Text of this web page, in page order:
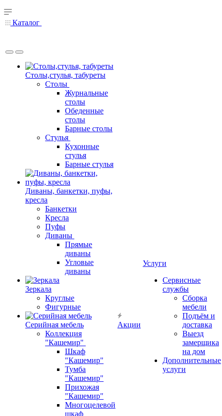
Каталог
Столы,стулья, табуреты
Столы
Журнальные
столы
Обеденные
столы
Барные столы
Стулья
Кухонные
стулья
Барные стулья
Диваны, банкетки, пуфы,
кресла
Банкетки
Кресла
Пуфы
Диваны
Прямые
диваны
Угловые
диваны
Зеркала
Круглые
Фигурные
Серийная мебель
Коллекция
"Кашемир"
Шкаф
"Кашемир"
Тумба
"Кашемир"
Прихожая
"Кашемир"
Многоцелевой
шкаф
Акции
Услуги
Сервисные
службы
Сборка
мебели
Подъём и
доставка
Выезд
замерщика
на дом
Дополнительные
услуги